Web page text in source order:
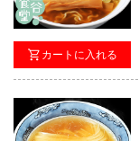
カートに入れる